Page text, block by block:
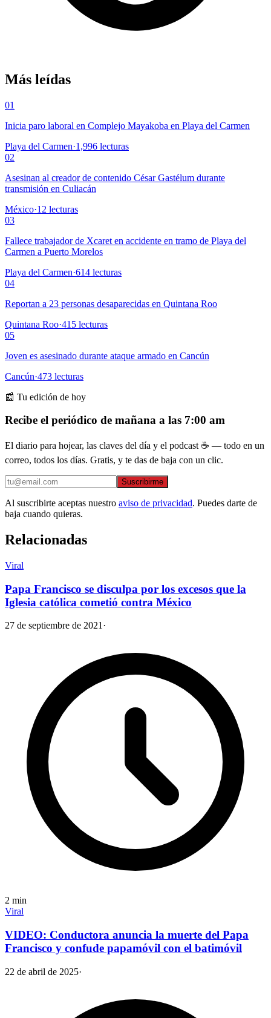
Más leídas
01
Inicia paro laboral en Complejo Mayakoba en Playa del Carmen
Playa del Carmen·1,996 lecturas
02
Asesinan al creador de contenido César Gastélum durante
transmisión en Culiacán
México·12 lecturas
03
Fallece trabajador de Xcaret en accidente en tramo de Playa del
Carmen a Puerto Morelos
Playa del Carmen·614 lecturas
04
Reportan a 23 personas desaparecidas en Quintana Roo
Quintana Roo·415 lecturas
05
Joven es asesinado durante ataque armado en Cancún
Cancún·473 lecturas
📰 Tu edición de hoy
Recibe el periódico de mañana a las 7:00 am
El diario para hojear, las claves del día y el podcast ☕ — todo en un
correo, todos los días. Gratis, y te das de baja con un clic.
Suscribirme
Al suscribirte aceptas nuestro aviso de privacidad. Puedes darte de
baja cuando quieras.
Relacionadas
Viral
Papa Francisco se disculpa por los excesos que la
Iglesia católica cometió contra México
27 de septiembre de 2021 ·
2 min
Viral
VIDEO: Conductora anuncia la muerte del Papa
Francisco y confude papamóvil con el batimóvil
22 de abril de 2025·